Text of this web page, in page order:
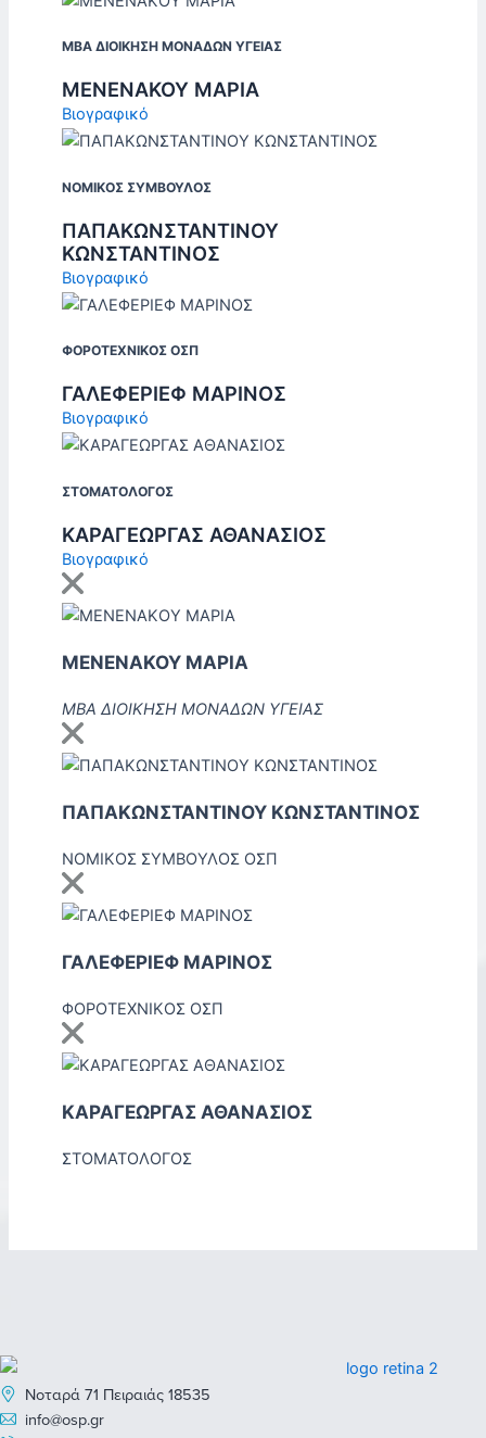
MBA ΔΙΟΙΚΗΣΗ ΜΟΝΑΔΩΝ ΥΓΕΙΑΣ
ΜΕΝΕΝΑΚΟΥ ΜΑΡΙΑ
Βιογραφικό
ΝΟΜΙΚΟΣ ΣΥΜΒΟΥΛΟΣ
ΠΑΠΑΚΩΝΣΤΑΝΤΙΝΟΥ
ΚΩΝΣΤΑΝΤΙΝΟΣ
Βιογραφικό
ΦΟΡΟΤΕΧΝΙΚΟΣ ΟΣΠ
ΓΑΛΕΦΕΡΙΕΦ ΜΑΡΙΝΟΣ
Βιογραφικό
ΣΤΟΜΑΤΟΛΟΓΟΣ
ΚΑΡΑΓΕΩΡΓΑΣ ΑΘΑΝΑΣΙΟΣ
Βιογραφικό
ΜΕΝΕΝΑΚΟΥ ΜΑΡΙΑ
MBA ΔΙΟΙΚΗΣΗ ΜΟΝΑΔΩΝ ΥΓΕΙΑΣ
ΠΑΠΑΚΩΝΣΤΑΝΤΙΝΟΥ ΚΩΝΣΤΑΝΤΙΝΟΣ
ΝΟΜΙΚΟΣ ΣΥΜΒΟΥΛΟΣ ΟΣΠ
ΓΑΛΕΦΕΡΙΕΦ ΜΑΡΙΝΟΣ
ΦΟΡΟΤΕΧΝΙΚΟΣ ΟΣΠ
ΚΑΡΑΓΕΩΡΓΑΣ ΑΘΑΝΑΣΙΟΣ
ΣΤΟΜΑΤΟΛΟΓΟΣ
Νοταρά 71 Πειραιάς 18535
info@osp.gr